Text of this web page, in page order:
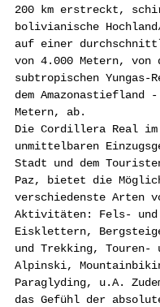
200 km erstreckt,
bolivianische
auf einer
von 4.000 Metern, von
subtropischen Yungas-
dem Amazonastiefland
Metern, ab.
Die Cordillera Real im
unmittelbaren
Stadt und dem
Paz, bietet die
verschiedenste Arten
Aktivitäten: Fels- und
Eisklettern,
und Trekking, Touren-
Alpinski,
Paraglyding, u.A.
das Gefühl der